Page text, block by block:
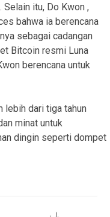
itu, Do Kwon ,
bahwa ia berencana
sebagai cadangan
Bitcoin resmi Luna
berencana untuk
lebih dari tiga tahun
minat untuk
dingin seperti dompet